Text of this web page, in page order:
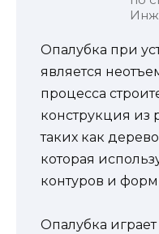
Опалубка при
является
процесса
конструкция из
таких как
которая
контуров и
Опалубка